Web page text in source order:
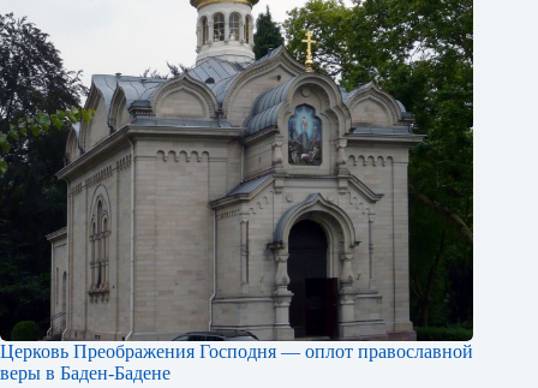
Церковь Преображения Господня — оплот православной
веры в Баден-Бадене